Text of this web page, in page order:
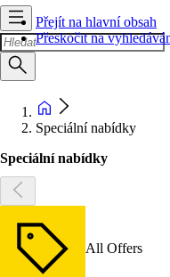
Přejít na hlavní obsah
Přeskočit na
Speciální nabídky
Speciální nabídky
All Offers